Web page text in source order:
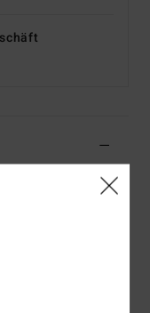
Bedeckung